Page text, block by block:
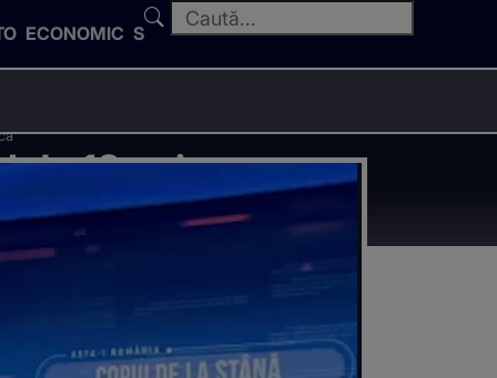
ECONOMIC SPORT
de 13 ani